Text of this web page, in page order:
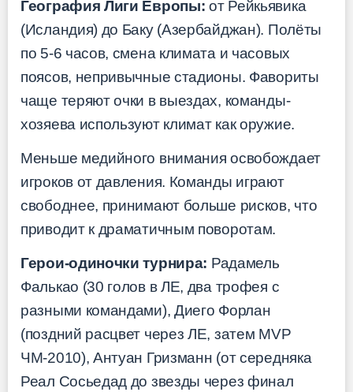
География Лиги Европы: от Рейкьявика
(Исландия) до Баку (Азербайджан). Полёты
по 5-6 часов, смена климата и часовых
поясов, непривычные стадионы. Фавориты
чаще теряют очки в выездах, команды-
хозяева используют климат как оружие.
Меньше медийного внимания освобождает
игроков от давления. Команды играют
свободнее, принимают больше рисков, что
приводит к драматичным поворотам.
Герои-одиночки турнира: Радамель
Фалькао (30 голов в ЛЕ, два трофея с
разными командами), Диего Форлан
(поздний расцвет через ЛЕ, затем MVP
ЧМ-2010), Антуан Гризманн (от середняка
Реал Сосьедад до звезды через финал